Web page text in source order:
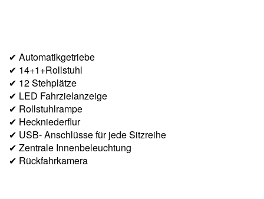
✔ Automatikgetriebe
✔ 14+1+Rollstuhl
✔ 12 Stehplätze
✔ LED Fahrzielanzeige
✔ Rollstuhlrampe
✔ Heckniederflur
✔ USB- Anschlüsse für jede Sitzreihe
✔ Zentrale Innenbeleuchtung
✔ Rückfahrkamera